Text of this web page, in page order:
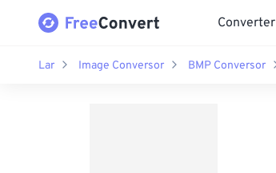
Converter
Lar Image Conversor BMP Conversor